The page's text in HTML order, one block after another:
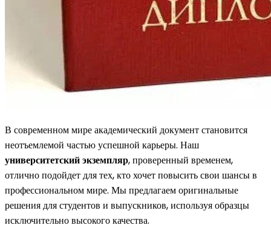
В современном мире академический документ становится
неотъемлемой частью успешной карьеры. Наш
университетский экземпляр, проверенный временем,
отлично подойдет для тех, кто хочет повысить свои шансы в
профессиональном мире. Мы предлагаем оригинальные
решения для студентов и выпускников, используя образцы
исключительно высокого качества.